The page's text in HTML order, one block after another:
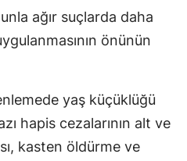
ağır suçlarda daha
önünün
yaş küçüklüğü
hapis cezalarının alt ve
kasten öldürme ve